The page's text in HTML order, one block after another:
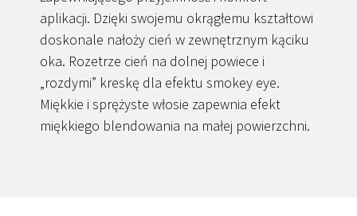
aplikacji. Dzięki swojemu okrągłemu kształtowi
doskonale nałoży cień w zewnętrznym kąciku
oka. Rozetrze cień na dolnej powiece i
„rozdymi” kreskę dla efektu smokey eye.
Miękkie i sprężyste włosie zapewnia efekt
miękkiego blendowania na małej powierzchni.